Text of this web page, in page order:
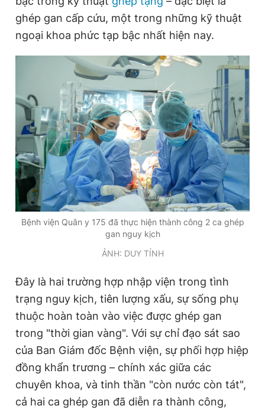
0906 645 777 0908 780 404
Đặt báo Quảng cáo RSS Tòa soạn Chính sách bảo
Tổng biên tập: Nguyễn Ngọc Toàn
Phó tổng biên tập thường trực: Hải Thành
Phó tổng biên tập: Lâm Hiếu Dũng
Phó tổng biên tập: Trần Việt Hưng
Tổng thư ký tòa soạn: Đức Trung
Giấy phép xuất bản số 110/GP - BTTTT cấp ngày 24.3.2020
© 2003-2026 Bản quyền thuộc về Báo Thanh Niên. Cấm sao
chép dưới mọi hình thức nếu không có sự chấp thuận bằng văn
bản. Phát triển bởi ePi Technologies, JSC.
ghép gan cấp cứu, một trong những kỹ thuật
ngoại khoa phức tạp bậc nhất hiện nay.
Bệnh viện Quân y 175 đã thực hiện thành công 2 ca ghép
gan nguy kịch
ẢNH: DUY TÍNH
Đây là hai trường hợp nhập viện trong tình
trạng nguy kịch, tiên lượng xấu, sự sống phụ
thuộc hoàn toàn vào việc được ghép gan
trong "thời gian vàng". Với sự chỉ đạo sát sao
của Ban Giám đốc Bệnh viện, sự phối hợp hiệp
đồng khẩn trương – chính xác giữa các
chuyên khoa, và tinh thần "còn nước còn tát",
cả hai ca ghép gan đã diễn ra thành công,